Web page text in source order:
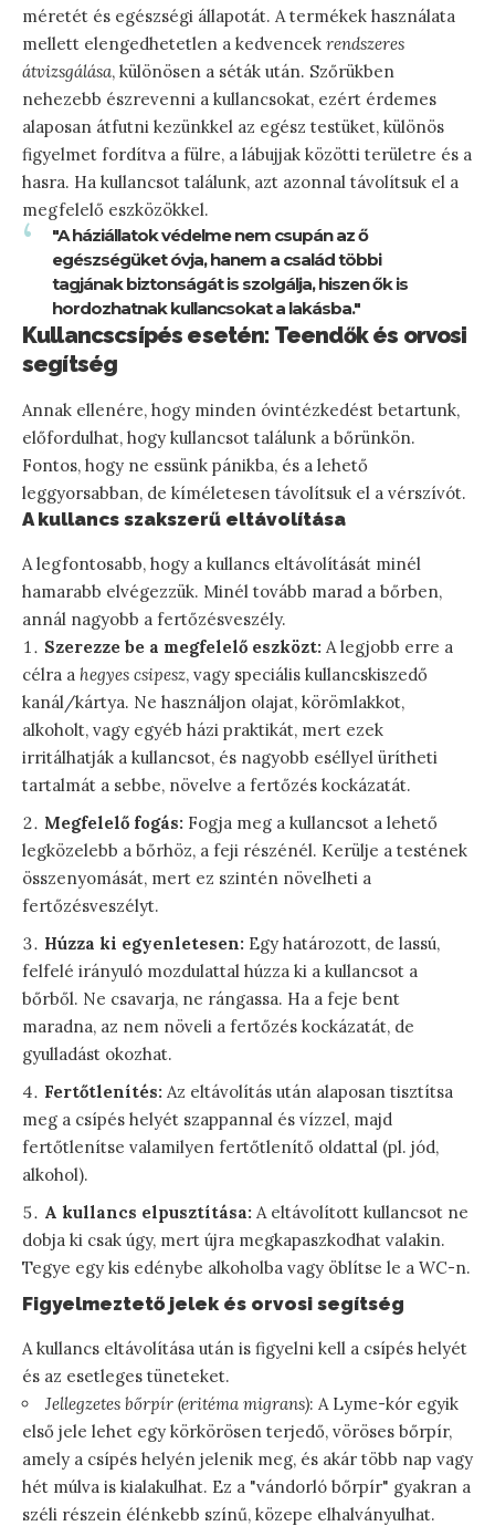
méretét és egészségi állapotát. A termékek használata
mellett elengedhetetlen a kedvencek rendszeres
átvizsgálása, különösen a séták után. Szőrükben
nehezebb észrevenni a kullancsokat, ezért érdemes
alaposan átfutni kezünkkel az egész testüket, különös
figyelmet fordítva a fülre, a lábujjak közötti területre és a
hasra. Ha kullancsot találunk, azt azonnal távolítsuk el a
megfelelő eszközökkel.
"A háziállatok védelme nem csupán az ő
egészségüket óvja, hanem a család többi
tagjának biztonságát is szolgálja, hiszen ők is
hordozhatnak kullancsokat a lakásba."
Kullancscsípés esetén: Teendők és orvosi
segítség
Annak ellenére, hogy minden óvintézkedést betartunk,
előfordulhat, hogy kullancsot találunk a bőrünkön.
Fontos, hogy ne essünk pánikba, és a lehető
leggyorsabban, de kíméletesen távolítsuk el a vérszívót.
A kullancs szakszerű eltávolítása
A legfontosabb, hogy a kullancs eltávolítását minél
hamarabb elvégezzük. Minél tovább marad a bőrben,
annál nagyobb a fertőzésveszély.
Szerezze be a megfelelő eszközt: A legjobb erre a
célra a hegyes csipesz, vagy speciális kullancskiszedő
kanál/kártya. Ne használjon olajat, körömlakkot,
alkoholt, vagy egyéb házi praktikát, mert ezek
irritálhatják a kullancsot, és nagyobb eséllyel ürítheti
tartalmát a sebbe, növelve a fertőzés kockázatát.
Megfelelő fogás: Fogja meg a kullancsot a lehető
legközelebb a bőrhöz, a feji részénél. Kerülje a testének
összenyomását, mert ez szintén növelheti a
fertőzésveszélyt.
Húzza ki egyenletesen: Egy határozott, de lassú,
felfelé irányuló mozdulattal húzza ki a kullancsot a
bőrből. Ne csavarja, ne rángassa. Ha a feje bent
maradna, az nem növeli a fertőzés kockázatát, de
gyulladást okozhat.
Fertőtlenítés: Az eltávolítás után alaposan tisztítsa
meg a csípés helyét szappannal és vízzel, majd
fertőtlenítse valamilyen fertőtlenítő oldattal (pl. jód,
alkohol).
A kullancs elpusztítása: A eltávolított kullancsot ne
dobja ki csak úgy, mert újra megkapaszkodhat valakin.
Tegye egy kis edénybe alkoholba vagy öblítse le a WC-n.
Figyelmeztető jelek és orvosi segítség
A kullancs eltávolítása után is figyelni kell a csípés helyét
és az esetleges tüneteket.
Jellegzetes bőrpír (eritéma migrans): A Lyme-kór egyik
első jele lehet egy körkörösen terjedő, vöröses bőrpír,
amely a csípés helyén jelenik meg, és akár több nap vagy
hét múlva is kialakulhat. Ez a "vándorló bőrpír" gyakran a
széli részein élénkebb színű, közepe elhalványulhat.